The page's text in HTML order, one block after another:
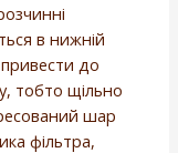
в нижній
до
тобто щільно
шар
фільтра,